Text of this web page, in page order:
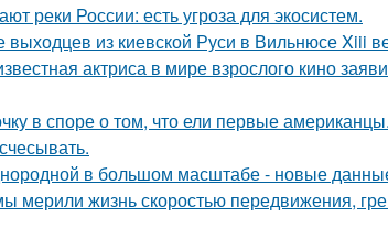
реки России: есть угроза для экосистем.
выходцев из киевской Руси в Вильнюсе Xiii
актриса в мире взрослого кино
в споре о том, что ели первые американцы.
в большом масштабе - новые
мерили жизнь скоростью передвижения,